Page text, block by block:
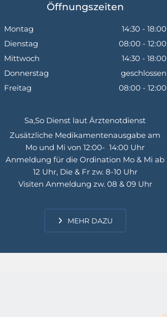
Öffnungszeiten
Montag
14:30 - 18:00
Dienstag
08:00 - 12:00
Mittwoch
14:30 - 18:00
Donnerstag
geschlossen
Freitag
08:00 - 12:00
Sa,So Dienst laut Ärztenotdienst
Zusätzliche Medikamentenausgabe am
Mo und Mi von 12:00- 14:00 Uhr
Anmeldung für die Ordination Mo & Mi ab
12 Uhr, Die & Fr zw. 8-10 Uhr
Visiten Anmeldung zw. 08 & 09 Uhr
MEHR DAZU